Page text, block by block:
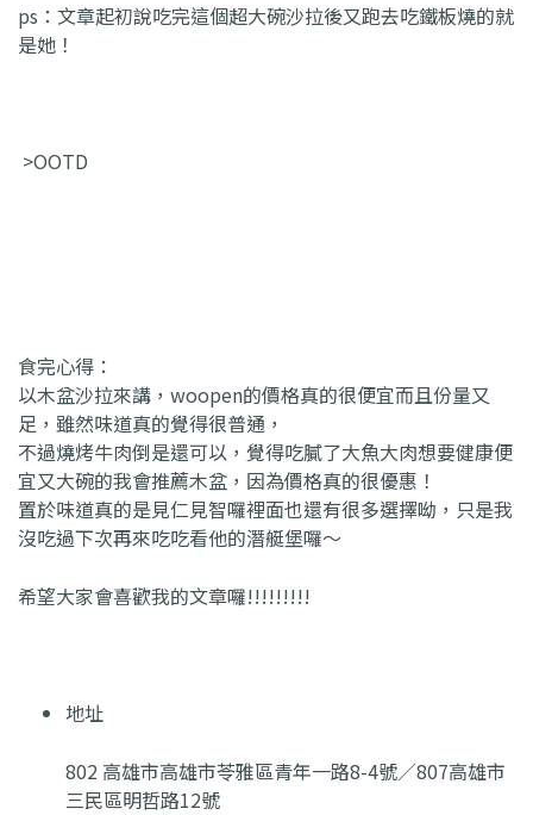
ps：文章起初說吃完這個超大碗沙拉後又跑去吃鐵板燒的就
是她！
>OOTD
食完心得：
以木盆沙拉來講，woopen的價格真的很便宜而且份量又
足，雖然味道真的覺得很普通，
不過燒烤牛肉倒是還可以，覺得吃膩了大魚大肉想要健康便
宜又大碗的我會推薦木盆，因為價格真的很優惠！
置於味道真的是見仁見智囉裡面也還有很多選擇呦，只是我
沒吃過下次再來吃吃看他的潛艇堡囉～
希望大家會喜歡我的文章囉!!!!!!!!!
地址
802 高雄市高雄市苓雅區青年一路8-4號／807高雄市
三民區明哲路12號